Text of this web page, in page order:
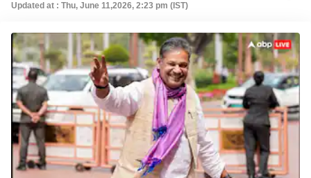
Updated at : Thu, June 11,2026, 2:23 pm (IST)